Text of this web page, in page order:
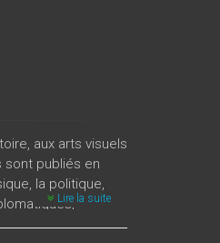
aux arts visuels
sont publiés en
la politique,
thématiques.
Lire la suite